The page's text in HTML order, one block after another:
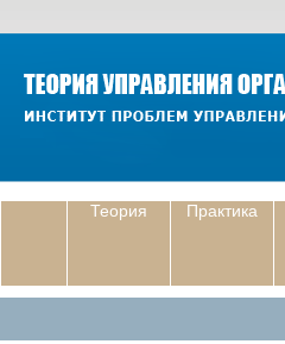
Теория Практика